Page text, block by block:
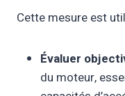
Cette mesure est
Évaluer
du moteur,